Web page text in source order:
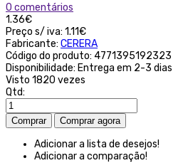
0 comentários
1.36€
Preço s/ iva: 1.11€
Fabricante: CERERA
Código do produto: 4771395192323
Disponibilidade: Entrega em 2-3 dias
Visto 1820 vezes
Qtd:
Adicionar a lista de desejos!
Adicionar a comparação!